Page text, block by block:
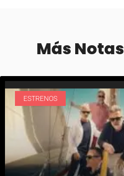
Más Notas
ESTRENOS